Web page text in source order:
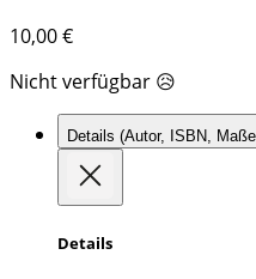
10,00€
Nicht verfügbar 😥
Details (Autor, ISBN,
Details